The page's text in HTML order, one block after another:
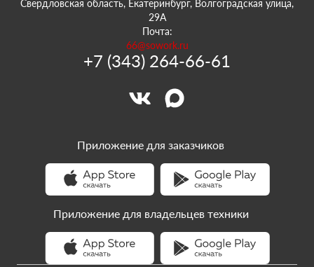
Свердловская область, Екатеринбург, Волгоградская улица,
29А
Почта:
66@sowork.ru
+7 (343) 264-66-61
Приложение для заказчиков
Приложение для владельцев техники